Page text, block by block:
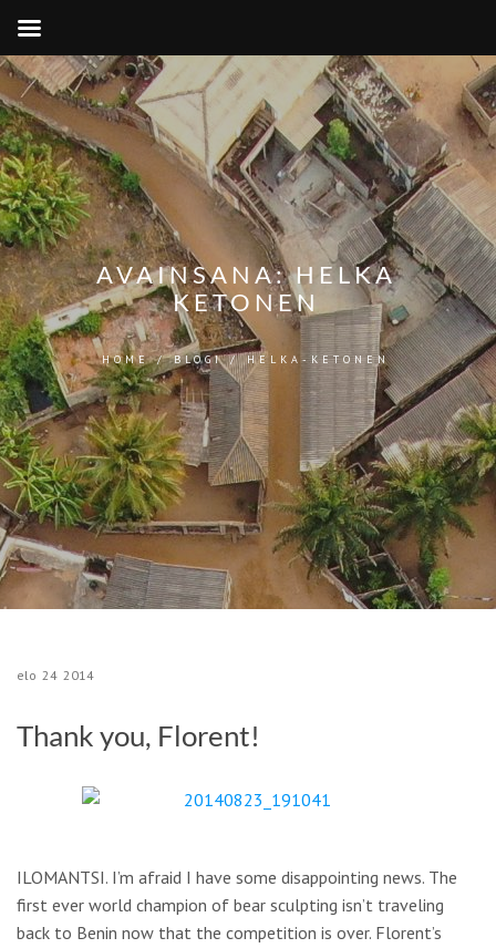
AVAINSANA:HELKA
KETONEN
HOME/BLOGI/HELKA-KETONEN
elo 24 2014
Thank you, Florent!
ILOMANTSI. I’m afraid I have some disappointing news. The
first ever world champion of bear sculpting isn’t traveling
back to Benin now that the competition is over. Florent’s